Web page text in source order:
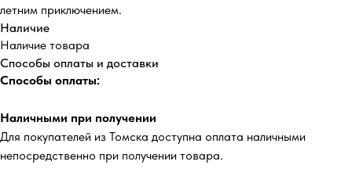
летним приключением.
Наличие
Наличие товара
Способы оплаты и доставки
Способы оплаты:
Наличными при получении
Для покупателей из Томска доступна оплата наличными
непосредственно при получении товара.